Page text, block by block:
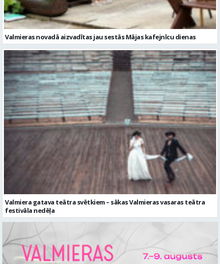
Valmieras novadā aizvadītas jau sestās Mājas kafejnīcu dienas
Valmiera gatava teātra svētkiem – sākas Valmieras vasaras teātra
festivāla nedēļa